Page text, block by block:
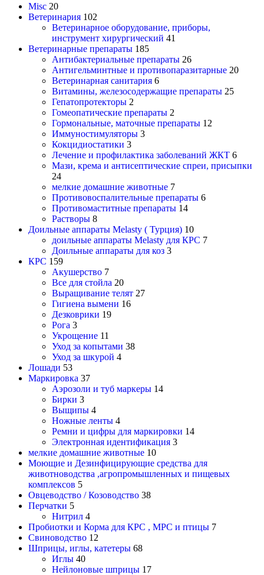
Misc 20
Ветеринария 102
Ветеринарное оборудование, приборы,
инструмент хирургический 41
Ветеринарные препараты 185
Антибактериальные препараты 26
Антигельминтные и противопаразитарные 20
Ветеринарная санитария 6
Витамины, железосодержащие препараты 25
Гепатопротекторы 2
Гомеопатические препараты 2
Гормональные, маточные препараты 12
Иммуностимуляторы 3
Кокцидиостатики 3
Лечение и профилактика заболеваний ЖКТ 6
Мази, крема и антисептические спреи, присыпки
24
мелкие домашние животные 7
Противовоспалительные препараты 6
Противомаститные препараты 14
Растворы 8
Доильные аппараты Melasty ( Турция) 10
доильные аппараты Melasty для КРС 7
Доильные аппараты для коз 3
КРС 159
Акушерство 7
Все для стойла 20
Выращивание телят 27
Гигиена вымени 16
Дезковрики 19
Рога 3
Укрощение 11
Уход за копытами 38
Уход за шкурой 4
Лошади 53
Маркировка 37
Аэрозоли и туб маркеры 14
Бирки 3
Выщипы 4
Ножные ленты 4
Ремни и цифры для маркировки 14
Электронная идентификация 3
мелкие домашние животные 10
Моющие и Дезинфицирующие средства для
животноводства ,агропромышленных и пищевых
комплексов 5
Овцеводство / Козоводство 38
Перчатки 5
Нитрил 4
Пробиотки и Корма для КРС , МРС и птицы 7
Свиноводство 12
Шприцы, иглы, катетеры 68
Иглы 40
Нейлоновые шприцы 17